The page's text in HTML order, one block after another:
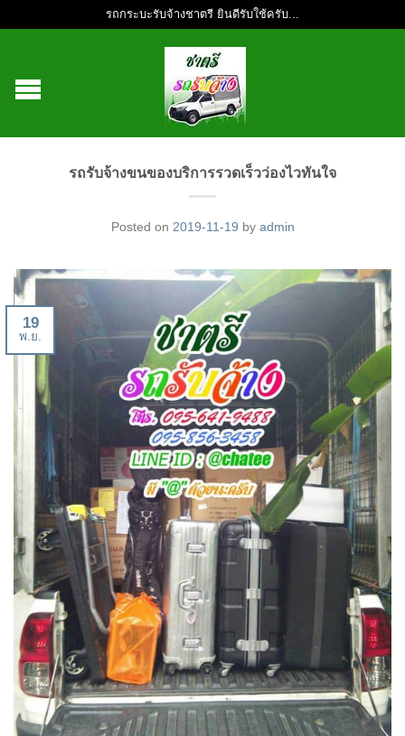
รถกระบะรับจ้างชาตรี ยินดีรับใช้ครับ...
รถรับจ้างขนของบริการรวดเร็วว่องไวทันใจ
Posted on 2019-11-19 by admin
19
พ.ย.